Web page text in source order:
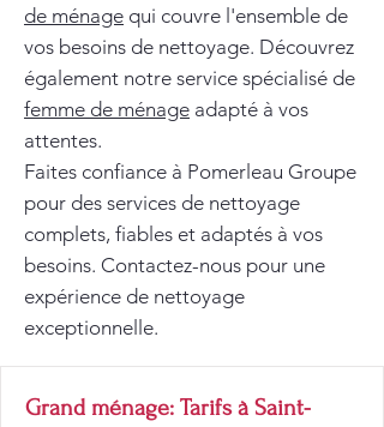
de ménage qui couvre l'ensemble de
vos besoins de nettoyage. Découvrez
également notre service spécialisé de
femme de ménage adapté à vos
attentes.
Faites confiance à Pomerleau Groupe
pour des services de nettoyage
complets, fiables et adaptés à vos
besoins. Contactez-nous pour une
expérience de nettoyage
exceptionnelle.
Grand ménage: Tarifs à Saint-